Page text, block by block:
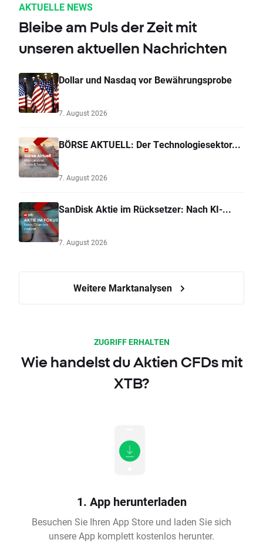
AKTUELLE NEWS
Bleibe am Puls der Zeit mit
unseren aktuellen Nachrichten
Dollar und Nasdaq vor Bewährungsprobe
7. August 2026
BÖRSE AKTUELL: Der Technologiesektor...
7. August 2026
SanDisk Aktie im Rücksetzer: Nach KI-...
7. August 2026
Weitere Marktanalysen
ZUGRIFF ERHALTEN
Wie handelst du Aktien CFDs mit
XTB?
1. App herunterladen
Besuchen Sie Ihren App Store und laden Sie sich
unsere App komplett kostenlos herunter.